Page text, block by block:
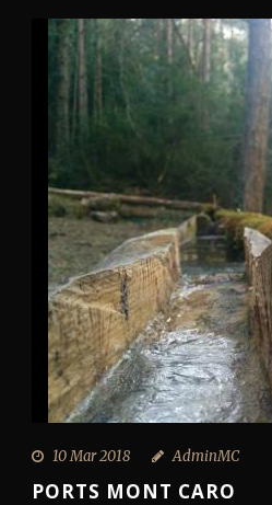
10 Mar 2018 AdminMC
PORTS MONT CARO